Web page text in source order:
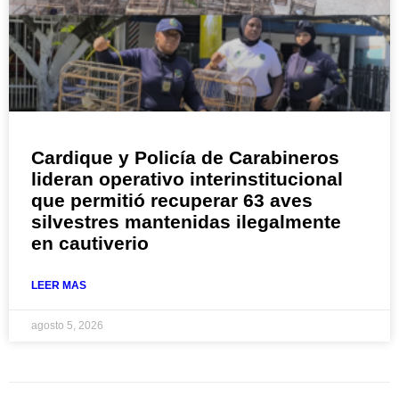
Cardique y Policía de Carabineros
lideran operativo interinstitucional
que permitió recuperar 63 aves
silvestres mantenidas ilegalmente
en cautiverio
LEER MAS
agosto 5, 2026